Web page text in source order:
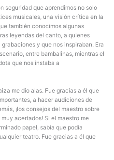
seguridad que aprendimos no solo
musicales, una visión crítica en la
también conocimos algunas
leyendas del canto, a quienes
y que nos inspiraban. Era
entre bambalinas, mientras el
que nos instaba a
me dio alas. Fue gracias a él que
a hacer audiciones de
¡los consejos del maestro sobre
acertados! Si el maestro me
papel, sabía que podía
teatro. Fue gracias a él que